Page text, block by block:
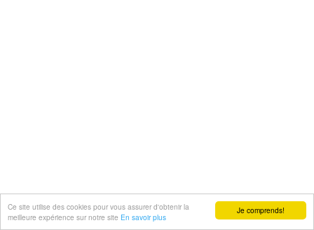
Je comprends!
Ce site utilise des cookies pour vous assurer d'obtenir la
meilleure expérience sur notre site En savoir plus